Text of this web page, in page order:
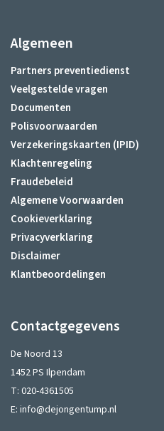
Algemeen
Partners preventiedienst
Veelgestelde vragen
Documenten
Polisvoorwaarden
Verzekeringskaarten (IPID)
Klachtenregeling
Fraudebeleid
Algemene Voorwaarden
Cookieverklaring
Privacyverklaring
Disclaimer
Klantbeoordelingen
Contactgegevens
De Noord 13
1452 PS Ilpendam
T: 020-4361505
E: info@dejongentump.nl